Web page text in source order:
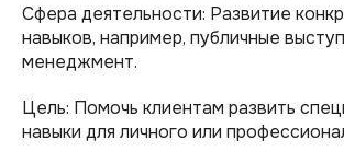
Сфера деятельности: Развитие
навыков, например, публичные
менеджмент.
Цель: Помочь клиентам развить
навыки для личного или